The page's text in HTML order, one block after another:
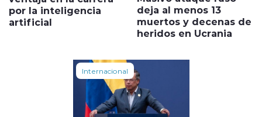
por la inteligencia
artificial
deja al menos 13
muertos y decenas de
heridos en Ucrania
Internacional